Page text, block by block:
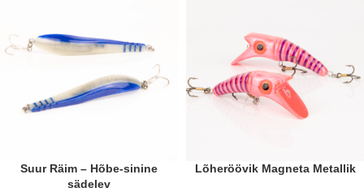
Suur Räim – Hõbe-sinine
sädelev
Lõheröövik Magneta Metallik